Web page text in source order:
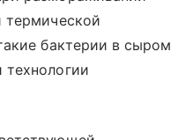
термической
бактерии в сыром
технологии